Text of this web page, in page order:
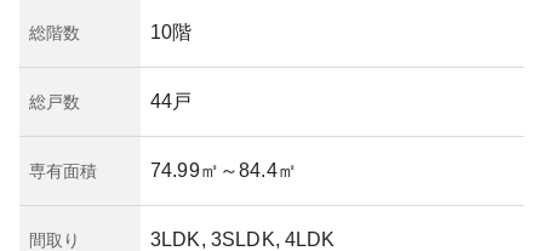
総階数 10階
総戸数 44戸
専有面積 74.99㎡ ～84.4㎡
間取り 3LDK, 3SLDK, 4LDK